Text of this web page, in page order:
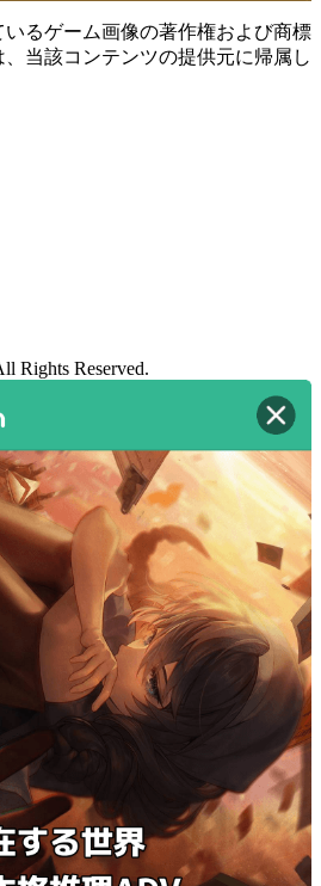
るゲーム画像の著作権および商標
当該コンテンツの提供元に帰属し
Rights Reserved.